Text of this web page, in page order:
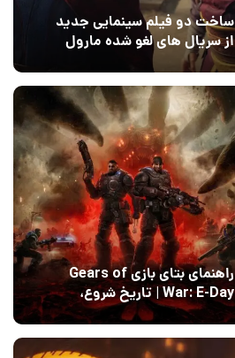
ساخت دو فیلم سینمایی جدید
از سریال های لغو شده مارول
۰
راهنمای بتای بازی Gears of
War: E-Day | تاریخ‌ شروع،
محتواها و نحوه دسترسی